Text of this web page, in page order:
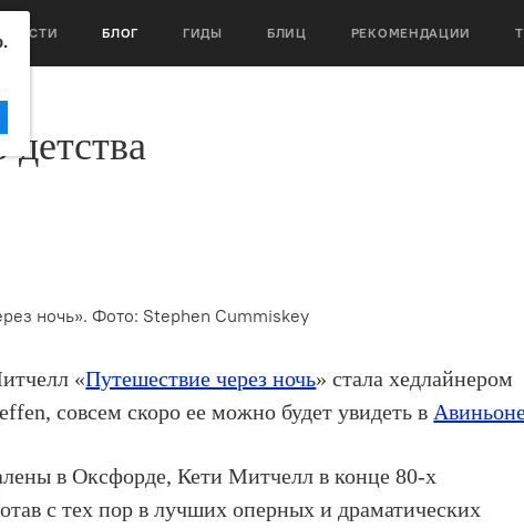
БЛОГ ГИДЫ БЛИЦ РЕКОМЕНДАЦИИ
детства
ночь». Фото: Stephen Cummiskey
«Путешествие через ночь» стала хедлайнером
совсем скоро ее можно будет увидеть в
в Оксфорде, Кети Митчелл в конце 80-х
с тех пор в лучших оперных и драматических